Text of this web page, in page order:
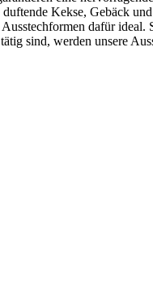
Kekse, Gebäck
dafür
sind, werden unsere